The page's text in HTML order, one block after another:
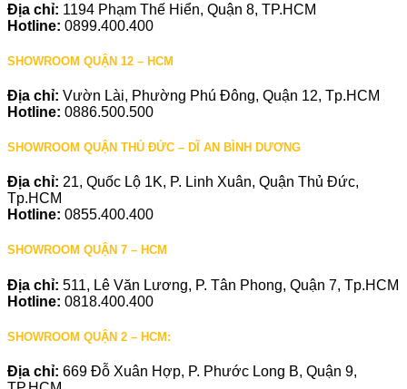
Địa chỉ: 1194 Phạm Thế Hiển, Quận 8, TP.HCM
Hotline: 0899.400.400
SHOWROOM QUẬN 12 – HCM
Địa chỉ: Vườn Lài, Phường Phú Đông, Quận 12, Tp.HCM
Hotline: 0886.500.500
SHOWROOM QUẬN THỦ ĐỨC – DĨ AN BÌNH DƯƠNG
Địa chỉ: 21, Quốc Lộ 1K, P. Linh Xuân, Quận Thủ Đức,
Tp.HCM
Hotline: 0855.400.400
SHOWROOM QUẬN 7 – HCM
Địa chỉ: 511, Lê Văn Lương, P. Tân Phong, Quận 7, Tp.HCM
Hotline: 0818.400.400
SHOWROOM QUẬN 2 – HCM:
Địa chỉ: 669 Đỗ Xuân Hợp, P. Phước Long B, Quận 9,